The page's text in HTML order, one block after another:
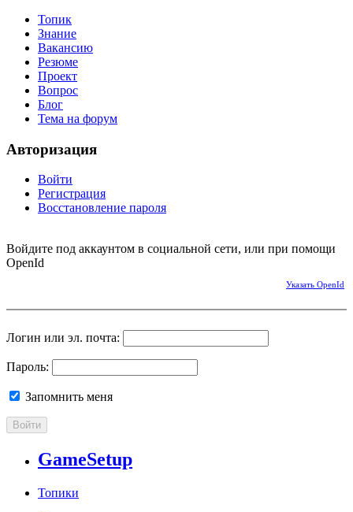
Топик
Знание
Вакансию
Резюме
Проект
Вопрос
Блог
Тема на форум
Авторизация
Войти
Регистрация
Восстановление пароля
Войдите под аккаунтом в социальной сети, или при помощи
OpenId
Указать OpenId
Логин или эл. почта:
Пароль:
Запомнить меня
Войти
GameSetup
Топики